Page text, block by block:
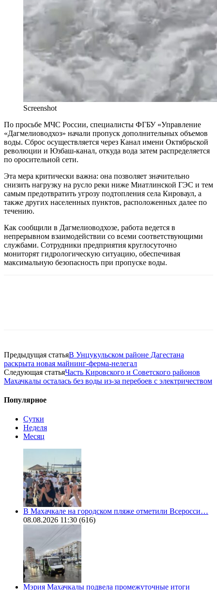
Screenshot
По просьбе МЧС России, специалисты ФГБУ «Управление
«Дагмелиоводхоз» начали пропуск дополнительных объемов
воды. Сброс осуществляется через Канал имени Октябрьской
революции и Юзбаш-канал, откуда вода затем распределяется
по оросительной сети.
Эта мера критически важна: она позволяет значительно
снизить нагрузку на русло реки ниже Миатлинской ГЭС и тем
самым предотвратить угрозу подтопления села Кироваул, а
также других населенных пунктов, расположенных далее по
течению.
Как сообщили в Дагмелиоводхозе, работа ведется в
непрерывном взаимодействии со всеми соответствующими
службами. Сотрудники предприятия круглосуточно
мониторят гидрологическую ситуацию, обеспечивая
максимальную безопасность при пропуске воды.
Предыдущая статьяВ Унцукульском районе Дагестана
раскрыта новая майнинг-ферма-нелегал
Следующая статьяЧасть Кировского и Советского районов
Махачкалы осталась без воды из-за перебоев с электричеством
Популярное
Сутки
Неделя
Месяц
В Махачкале на городском пляже отметили Всеросси…
08.08.2026 11:30 (616)
Мэрия Махачкалы подвела промежуточные итоги